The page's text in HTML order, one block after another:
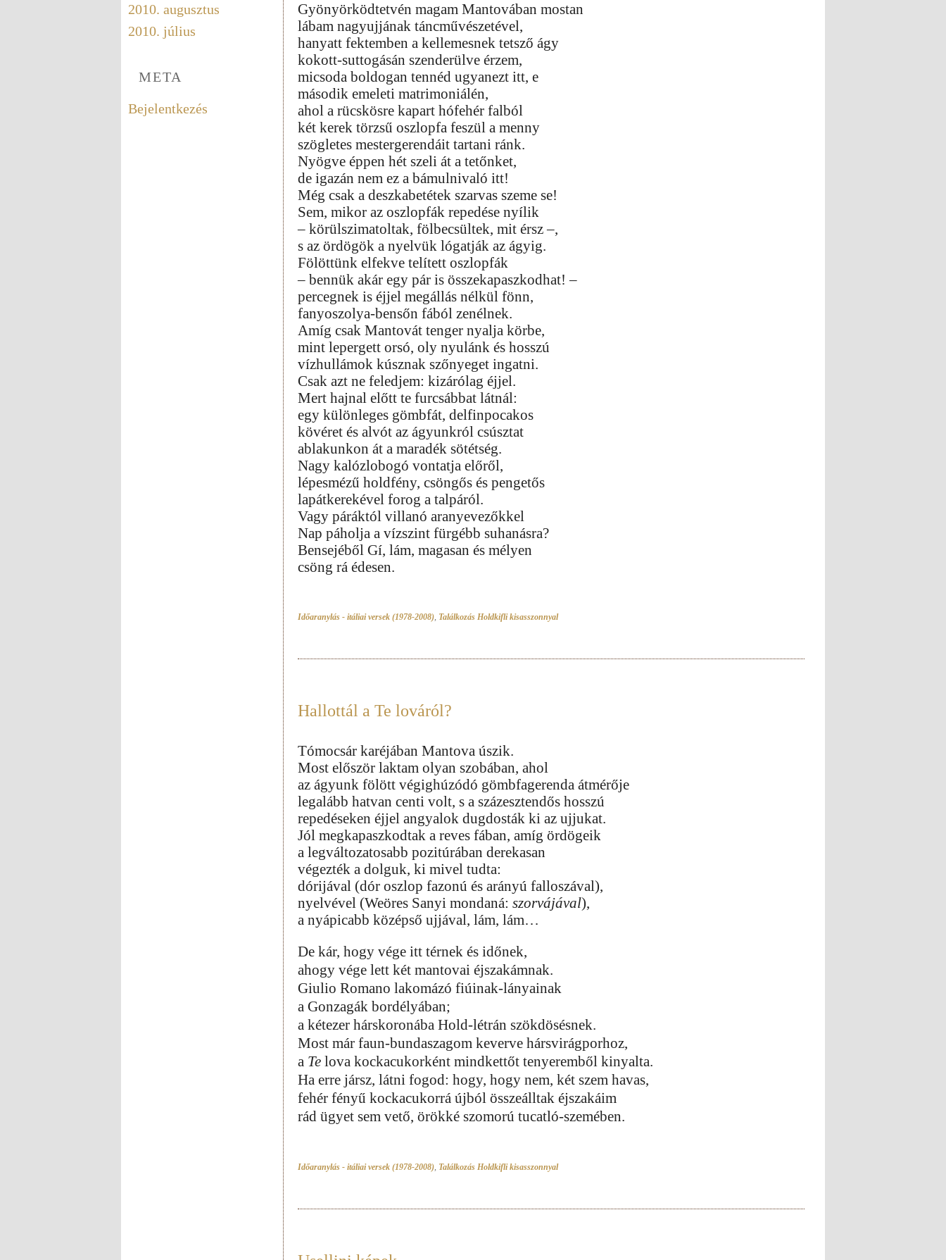
Gyönyörködtetvén magam Mantovában mostan
lábam nagyujjának táncművészetével,
hanyatt fektemben a kellemesnek tetsző ágy
kokott-suttogásán szenderülve érzem,
micsoda boldogan tennéd ugyanezt itt, e
második emeleti matrimoniálén,
ahol a rücskösre kapart hófehér falból
két kerek törzsű oszlopfa feszül a menny
szögletes mestergerendáit tartani ránk.
Nyögve éppen hét szeli át a tetőnket,
de igazán nem ez a bámulnivaló itt!
Még csak a deszkabetétek szarvas szeme se!
Sem, mikor az oszlopfák repedése nyílik
– körülszimatoltak, fölbecsültek, mit érsz –,
s az ördögök a nyelvük lógatják az ágyig.
Fölöttünk elfekve telített oszlopfák
– bennük akár egy pár is összekapaszkodhat! –
percegnek is éjjel megállás nélkül fönn,
fanyoszolya-bensőn fából zenélnek.
Amíg csak Mantovát tenger nyalja körbe,
mint lepergett orsó, oly nyulánk és hosszú
vízhullámok kúsznak szőnyeget ingatni.
Csak azt ne feledjem: kizárólag éjjel.
Mert hajnal előtt te furcsábbat látnál:
egy különleges gömbfát, delfinpocakos
kövéret és alvót az ágyunkról csúsztat
ablakunkon át a maradék sötétség.
Nagy kalózlobogó vontatja előről,
lépesmézű holdfény, csöngős és pengetős
lapátkerekével forog a talpáról.
Vagy páráktól villanó aranyevezőkkel
Nap páholja a vízszint fürgébb suhanásra?
Bensejéből Gí, lám, magasan és mélyen
csöng rá édesen.
Időaranylás - itáliai versek (1978-2008), Találkozás Holdkifli kisasszonnyal
Hallottál a Te lováról?
Tómocsár karéjában Mantova úszik.
Most először laktam olyan szobában, ahol
az ágyunk fölött végighúzódó gömbfagerenda átmérője
legalább hatvan centi volt, s a százesztendős hosszú
repedéseken éjjel angyalok dugdosták ki az ujjukat.
Jól megkapaszkodtak a reves fában, amíg ördögeik
a legváltozatosabb pozitúrában derekasan
végezték a dolguk, ki mivel tudta:
dórijával (dór oszlop fazonú és arányú falloszával),
nyelvével (Weöres Sanyi mondaná: szorvájával),
a nyápicabb középső ujjával, lám, lám…
De kár, hogy vége itt térnek és időnek,
ahogy vége lett két mantovai éjszakámnak.
Giulio Romano lakomázó fiúinak-lányainak
a Gonzagák bordélyában;
a kétezer hárskoronába Hold-létrán szökdösésnek.
Most már faun-bundaszagom keverve hársvirágporhoz,
a Te lova kockacukorként mindkettőt tenyeremből kinyalta.
Ha erre jársz, látni fogod: hogy, hogy nem, két szem havas,
fehér fényű kockacukorrá újból összeálltak éjszakáim
rád ügyet sem vető, örökké szomorú tucatló-szemében.
Időaranylás - itáliai versek (1978-2008), Találkozás Holdkifli kisasszonnyal
2010. augusztus
2010. július
META
Bejelentkezés